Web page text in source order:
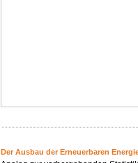
Der Ausbau der Erneuerbaren